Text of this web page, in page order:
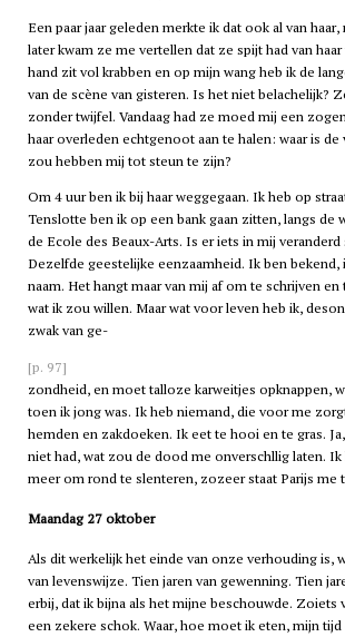
Een paar jaar geleden merkte ik dat ook al van haar,
later kwam ze me vertellen dat ze spijt had van
hand zit vol krabben en op mijn wang heb ik de
van de scène van gisteren. Is het niet belachelijk?
zonder twijfel. Vandaag had ze moed mij een
haar overleden echtgenoot aan te halen: waar is
zou hebben mij tot steun te zijn?
Om 4 uur ben ik bij haar weggegaan. Ik heb op
Tenslotte ben ik op een bank gaan zitten, langs de
de Ecole des Beaux-Arts. Is er iets in mij
Dezelfde geestelijke eenzaamheid. Ik ben bekend,
naam. Het hangt maar van mij af om te schrijven en
wat ik zou willen. Maar wat voor leven heb ik,
zwak van ge-
[p. 97]
zondheid, en moet talloze karweitjes opknappen,
toen ik jong was. Ik heb niemand, die voor me
hemden en zakdoeken. Ik eet te hooi en te gras.
niet had, wat zou de dood me onverschllig laten.
meer om rond te slenteren, zozeer staat Parijs me
Maandag 27 oktober
Als dit werkelijk het einde van onze verhouding is,
van levenswijze. Tien jaren van gewenning. Tien
erbij, dat ik bijna als het mijne beschouwde. Zoiets
een zekere schok. Waar, hoe moet ik eten, mijn